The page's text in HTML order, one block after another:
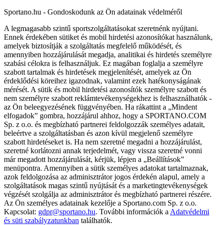
Sportano.hu - Gondoskodunk az Ön adatainak védelméről
A legmagasabb szintű sportszolgáltatásokat szeretnénk nyújtani.
Ennek érdekében sütiket és mobil hirdetési azonosítókat használunk,
amelyek biztosítják a szolgáltatás megfelelő működését, és
amennyiben hozzájárulását megadja, analitikai és hirdetés személyre
szabási célokra is felhasználjuk. Ez magában foglalja a személyre
szabott tartalmak és hirdetések megjelenítését, amelyek az Ön
érdeklődési köreihez igazodnak, valamint ezek hatékonyságának
mérését. A sütik és mobil hirdetési azonosítók személyre szabott és
nem személyre szabott reklámtevékenységekhez is felhasználhatók -
az Ön beleegyezésének függvényében. Ha rákattint a „Mindent
elfogadok” gombra, hozzájárul ahhoz, hogy a SPORTANO.COM
Sp. z o.o. és megbízható partnerei feldolgozzák személyes adatait,
beleértve a szolgáltatásban és azon kívül megjelenő személyre
szabott hirdetéseket is. Ha nem szeretné megadni a hozzájárulást,
szeretné korlátozni annak terjedelmét, vagy vissza szeretné vonni
már megadott hozzájárulását, kérjük, lépjen a „Beállítások”
menüpontra. Amennyiben a sütik személyes adatokat tartalmaznak,
azok feldolgozása az adminisztrátor jogos érdekén alapul, amely a
szolgáltatások magas szintű nyújtását és a marketingtevékenységek
végzését szolgálja az adminisztrátor és megbízható partnerei részére.
Az Ön személyes adatainak kezelője a Sportano.com Sp. z o.o.
Kapcsolat: gdpr@sportano.hu. További információk a Adatvédelmi
és süti szabályzatunkban találhatók.